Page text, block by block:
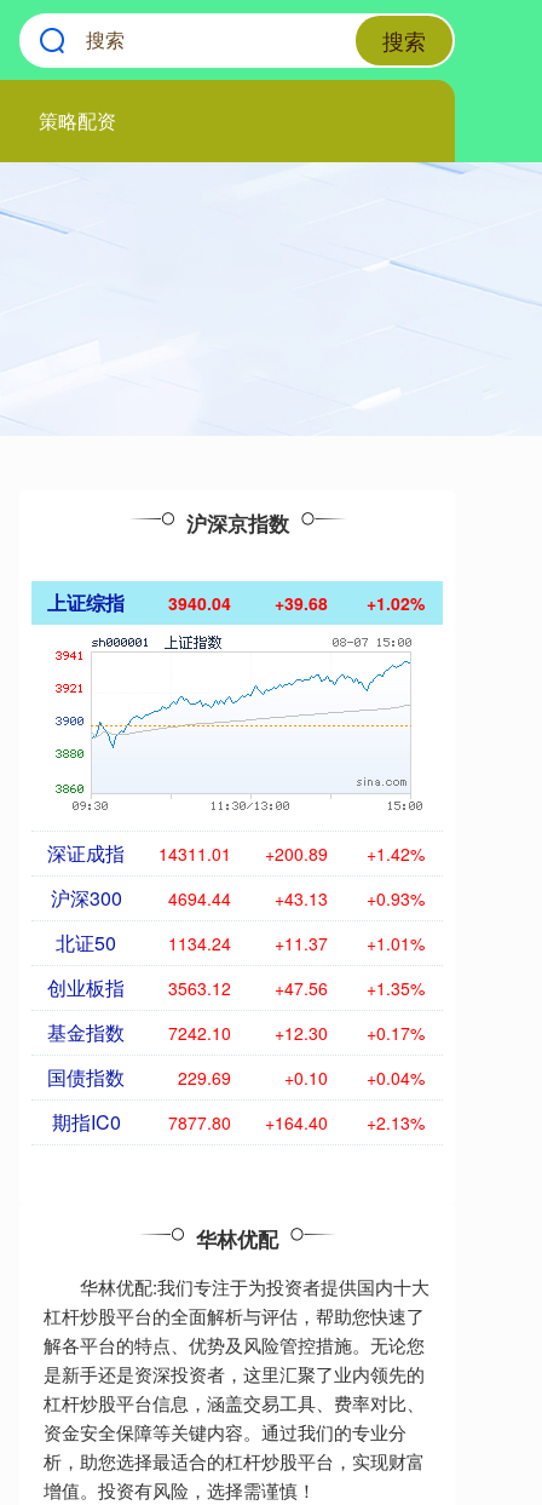
搜索
策略配资
沪深京指数
上证综指 3940.04 +39.68 +1.02%
深证成指 14311.01 +200.89 +1.42%
沪深300 4694.44 +43.13 +0.93%
北证50 1134.24 +11.37 +1.01%
创业板指 3563.12 +47.56 +1.35%
基金指数 7242.10 +12.30 +0.17%
国债指数 229.69 +0.10 +0.04%
期指IC0 7877.80 +164.40 +2.13%
华林优配
华林优配:我们专注于为投资者提供国内十大
杠杆炒股平台的全面解析与评估，帮助您快速了
解各平台的特点、优势及风险管控措施。无论您
是新手还是资深投资者，这里汇聚了业内领先的
杠杆炒股平台信息，涵盖交易工具、费率对比、
资金安全保障等关键内容。通过我们的专业分
析，助您选择最适合的杠杆炒股平台，实现财富
增值。投资有风险，选择需谨慎！